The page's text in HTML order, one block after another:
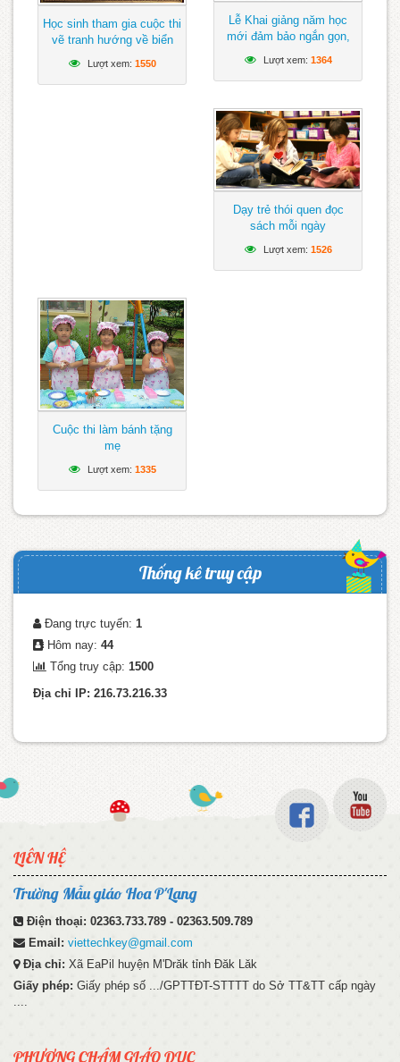
Học sinh tham gia cuộc thi
vẽ tranh hướng về biển
Lượt xem: 1550
Lễ Khai giảng năm học
mới đảm bảo ngắn gọn,
Lượt xem: 1364
Dạy trẻ thói quen đọc
sách mỗi ngày
Lượt xem: 1526
Cuộc thi làm bánh tặng
mẹ
Lượt xem: 1335
Thống kê truy cập
Đang trực tuyến: 1
Hôm nay: 44
Tổng truy cập: 1500
Địa chỉ IP: 216.73.216.33
LIÊN HỆ
Trường Mẫu giáo Hoa P'Lang
Điện thoại: 02363.733.789 - 02363.509.789
Email: viettechkey@gmail.com
Địa chỉ: Xã EaPil huyện M'Drăk tỉnh Đăk Lăk
Giấy phép: Giấy phép số .../GPTTĐT-STTTT do Sở TT&TT cấp ngày
PHƯƠNG CHÂM GIÁO DỤC